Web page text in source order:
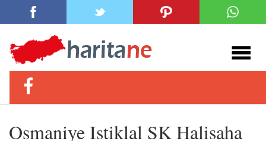
Osmaniye Istiklal SK Halisaha